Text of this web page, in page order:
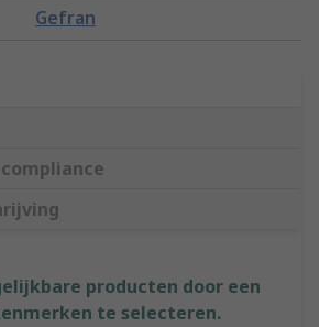
Gefran
producten door een
te selecteren.